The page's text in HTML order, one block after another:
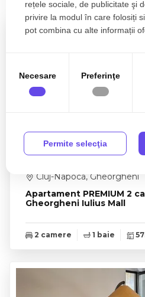
Apartament PREMIUM 2
Gheorgheni Iulius Mall
Cluj-Napoca, Gheorgheni
2 camere 1 baie
rețele sociale, de publicitate şi
privire la modul în care folosiți
pot combina cu alte informații
Necesare Preferinţe
Permite selecţia